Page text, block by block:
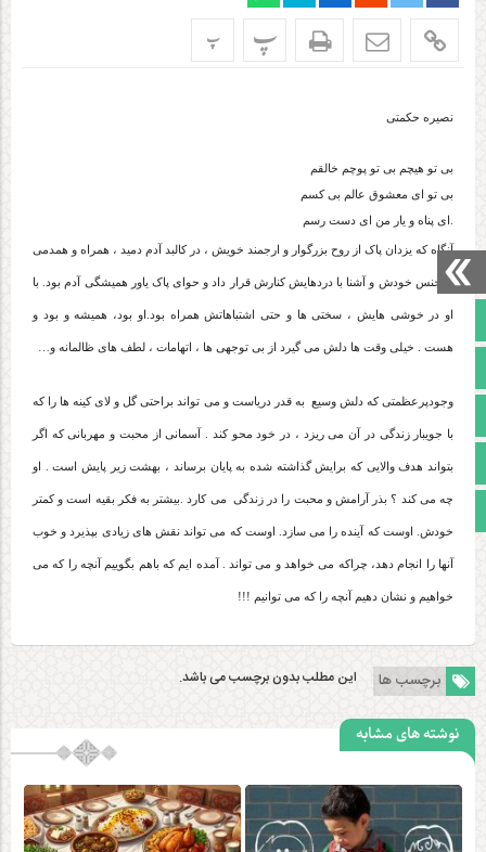
صفحه نخست
آپارات
اینستاگرام
مجوز سایت
پ پ
نصیره حکمتی
بی تو هیچم بی تو پوچم خالقم
بی تو ای معشوق عالم بی کسم
ای پناه و یار من ای دست رسم
آنگاه که یزدان پاک از روح بزرگوار و ارجمند خویش ، در کالبد آدم دمید ، همراه و همدمی
از جنس خودش و آشنا با دردهایش کنارش قرار داد و حوای پاک یاور همیشگی آدم بود. با
او در خوشی هایش ، سختی ها و حتی اشتباهاتش همراه بود.او بود، همیشه و بود و
هست . خیلی وقت ها دلش می گیرد از بی توجهی ها ، اتهامات ، لطف های ظالمانه و…
وجودپرعظمتی که دلش وسیع به قدر دریاست و می تواند براحتی گل و لای کینه ها را که
با جویبار زندگی در آن می ریزد ، در خود محو کند . آسمانی از محبت و مهربانی که اگر
بتواند هدف والایی که برایش گذاشته شده به پایان برساند ، بهشت زیر پایش است . او
چه می کند ؟ بذر آرامش و محبت را در زندگی می کارد .بیشتر به فکر بقیه است و کمتر
خودش. اوست که آینده را می سازد. اوست که می تواند نقش های زیادی بپذیرد و خوب
آنها را انجام دهد، چراکه می خواهد و می تواند . آمده ایم که باهم بگوییم آنچه را که می
خواهیم و نشان دهیم آنچه را که می توانیم !!!
برچسب ها این مطلب بدون برچسب می باشد.
نوشته های مشابه